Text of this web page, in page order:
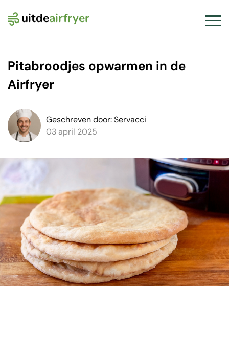
uitdeairfryerLogo Uit de Airfryer
Pitabroodjes opwarmen in de
Airfryer
Geschreven door: Servacci
03 april 2025